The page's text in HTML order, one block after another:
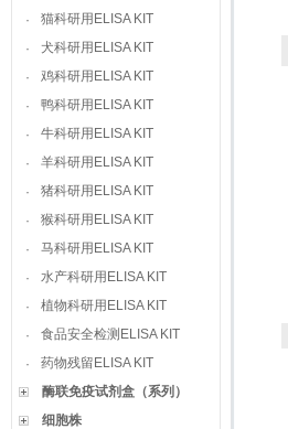
·
猫科研用ELISA KIT
·
犬科研用ELISA KIT
·
鸡科研用ELISA KIT
·
鸭科研用ELISA KIT
·
牛科研用ELISA KIT
·
羊科研用ELISA KIT
·
猪科研用ELISA KIT
·
猴科研用ELISA KIT
·
马科研用ELISA KIT
·
水产科研用ELISA KIT
·
植物科研用ELISA KIT
·
食品安全检测ELISA KIT
·
药物残留ELISA KIT
酶联免疫试剂盒（系列）
细胞株